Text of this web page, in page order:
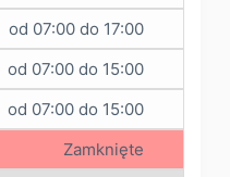
od 07:00 do 17:00
od 07:00 do 15:00
od 07:00 do 15:00
Zamknięte